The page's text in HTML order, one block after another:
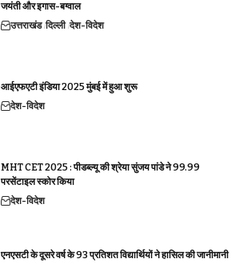
जयंती और इगास-बग्वाल
उत्तराखंड दिल्ली देश-विदेश
आईएफएटी इंडिया 2025 मुंबई में हुआ शुरू
देश-विदेश
MHT CET 2025 : पीडब्ल्यू की श्रेया सुंजय पांडे ने 99.99
परसेंटाइल स्कोर किया
देश-विदेश
एनएसटी के दूसरे वर्ष के 93 प्रतिशत विद्यार्थियों ने हासिल की जानीमानी